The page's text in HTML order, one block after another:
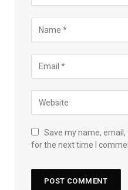
Save my name,
for the next time I